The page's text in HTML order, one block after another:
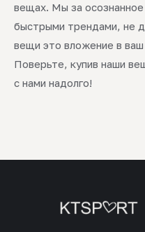
вещах. Мы за осознанное
быстрыми трендами, не
вещи это вложение в
Поверьте, купив наши
с нами надолго!